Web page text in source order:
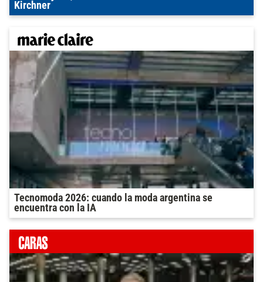
Kirchner
Tecnomoda 2026: cuando la moda argentina se
encuentra con la IA